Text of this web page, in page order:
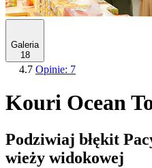
Galeria
18
4.7 Opinie: 7
Kouri Ocean
Podziwiaj błękit
wieży widokowej